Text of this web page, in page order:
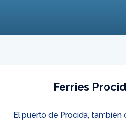
Ferries
El puerto de Procida, también